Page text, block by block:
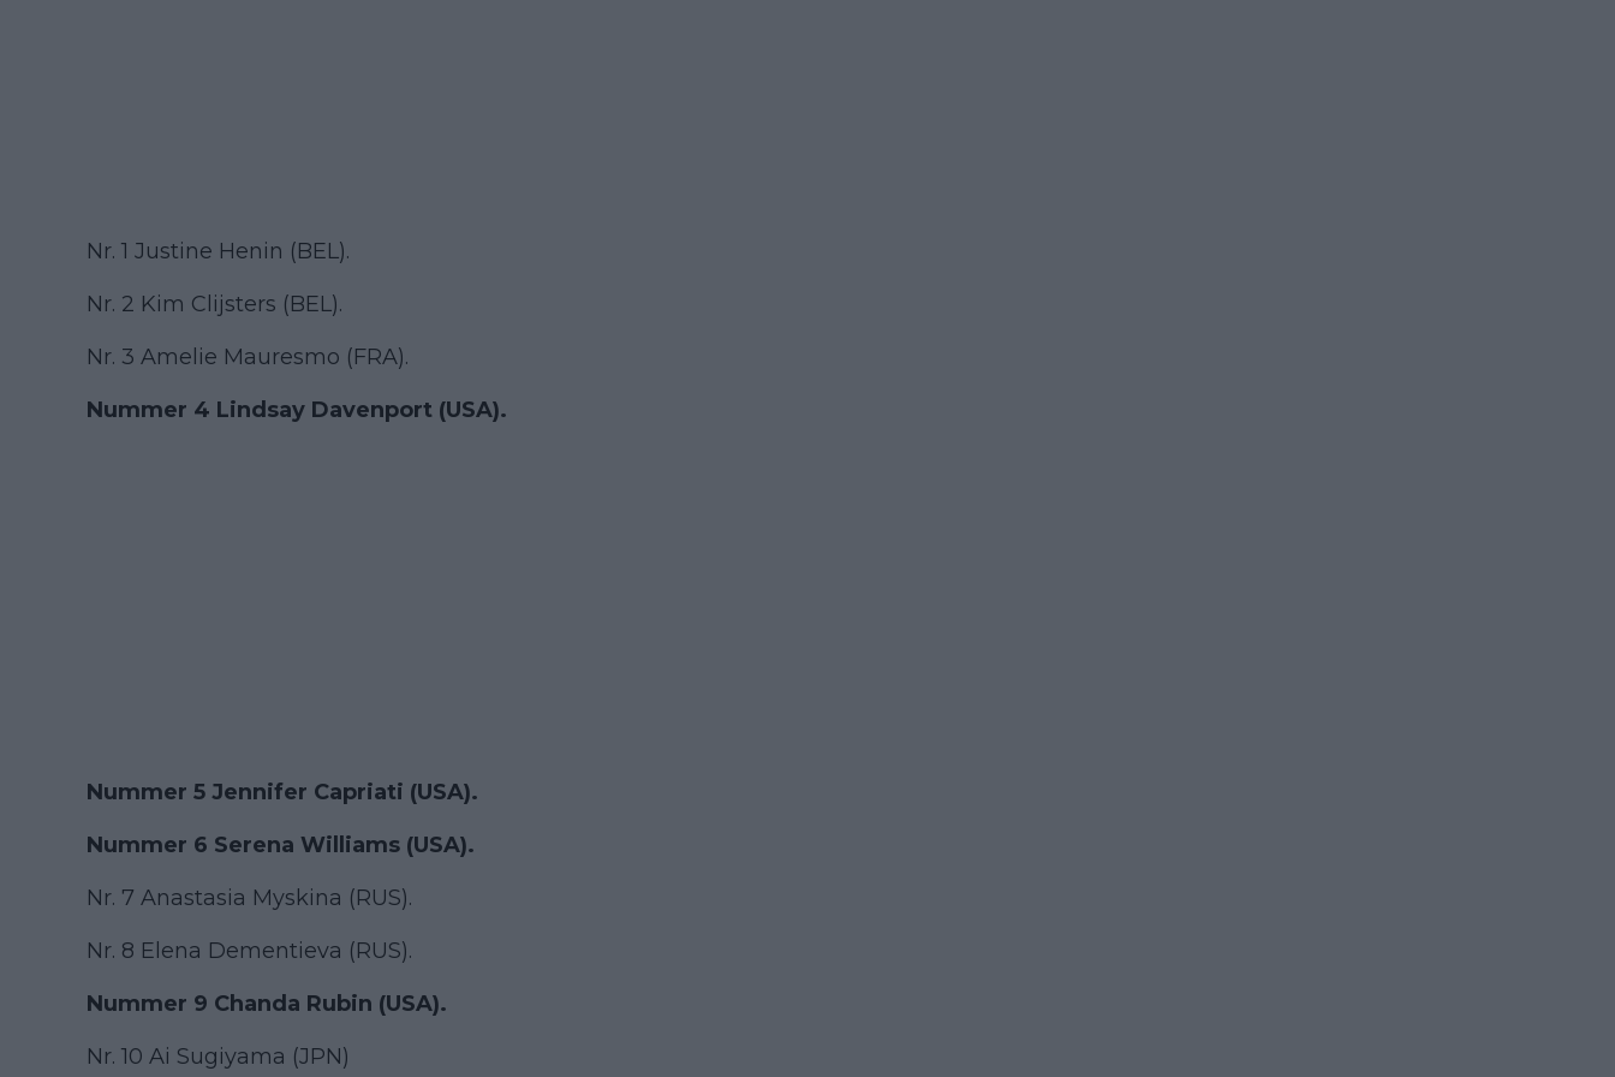
Nr. 1 Justine Henin (BEL).
Nr. 2 Kim Clijsters (BEL).
Nr. 3 Amelie Mauresmo (FRA).
Nummer 4 Lindsay Davenport (USA).
Nummer 5 Jennifer Capriati (USA).
Nummer 6 Serena Williams (USA).
Nr. 7 Anastasia Myskina (RUS).
Nr. 8 Elena Dementieva (RUS).
Nummer 9 Chanda Rubin (USA).
Nr. 10 Ai Sugiyama (JPN)